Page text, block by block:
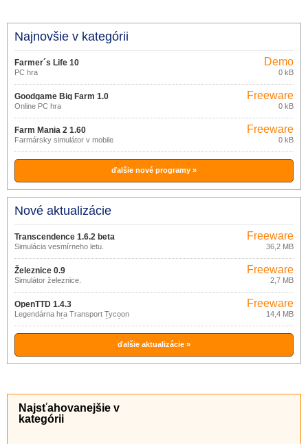
Najnovšie v kategórii
Farmer´s Life 10
PC hra
Demo
0 kB
Goodgame Big Farm 1.0
Online PC hra
Freeware
0 kB
Farm Mania 2 1.60
Farmársky simulátor v mobile
Freeware
0 kB
ďalšie nové programy »
Nové aktualizácie
Transcendence 1.6.2 beta
Simulácia vesmírneho letu.
Freeware
36,2 MB
Železnice 0.9
Simulátor železnice.
Freeware
2,7 MB
OpenTTD 1.4.3
Legendárna hra Transport Tycoon
Deluxe s množstvom vylepšení.
Freeware
14,4 MB
ďalšie aktualizácie »
Najsťahovanejšie v
kategórii